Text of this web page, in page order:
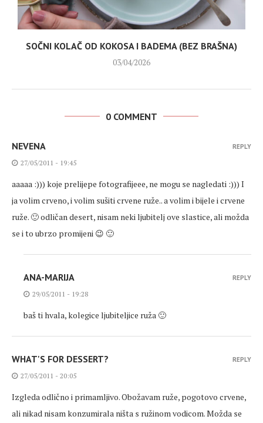
SOČNI KOLAČ OD KOKOSA I BADEMA (BEZ BRAŠNA)
03/04/2026
0 COMMENT
NEVENA
27/05/2011 - 19:45
aaaaa :))) koje prelijepe fotografijeee, ne mogu se nagledati :))) I
ja volim crveno, i volim sušiti crvene ruže.. a volim i bijele i crvene
ruže. 🙂 odličan desert, nisam neki ljubitelj ove slastice, ali možda
se i to ubrzo promijeni 😉 🙂
REPLY
ANA-MARIJA
29/05/2011 - 19:28
baš ti hvala, kolegice ljubiteljice ruža 🙂
REPLY
WHAT'S FOR DESSERT?
27/05/2011 - 20:05
Izgleda odlično i primamljivo. Obožavam ruže, pogotovo crvene,
ali nikad nisam konzumirala ništa s ružinom vodicom. Možda se
REPLY